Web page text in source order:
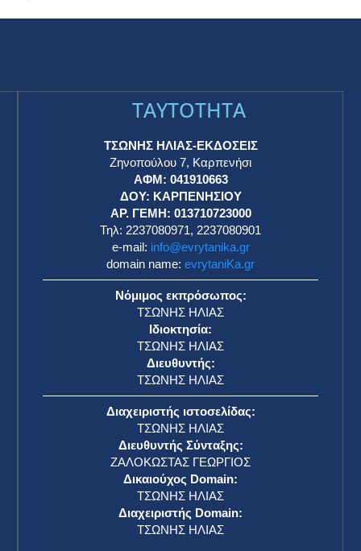
TAYTOTHTA
ΤΣΩΝΗΣ ΗΛΙΑΣ-ΕΚΔΟΣΕΙΣ
Ζηνοπούλου 7, Καρπενήσι
ΑΦΜ: 041910663
ΔΟΥ: ΚΑΡΠΕΝΗΣΙΟΥ
ΑΡ. ΓΕΜΗ: 013710723000
Τηλ: 2237080971, 2237080901
e-mail: info@evrytanika.gr
domain name: evrytaniKa.gr
Νόμιμος εκπρόσωπος:
ΤΣΩΝΗΣ ΗΛΙΑΣ
Ιδιοκτησία:
ΤΣΩΝΗΣ ΗΛΙΑΣ
Διευθυντής:
ΤΣΩΝΗΣ ΗΛΙΑΣ
Διαχειριστής ιστοσελίδας:
ΤΣΩΝΗΣ ΗΛΙΑΣ
Διευθυντής Σύνταξης:
ΖΑΛΟΚΩΣΤΑΣ ΓΕΩΡΓΙΟΣ
Δικαιούχος Domain:
ΤΣΩΝΗΣ ΗΛΙΑΣ
Διαχειριστής Domain:
ΤΣΩΝΗΣ ΗΛΙΑΣ